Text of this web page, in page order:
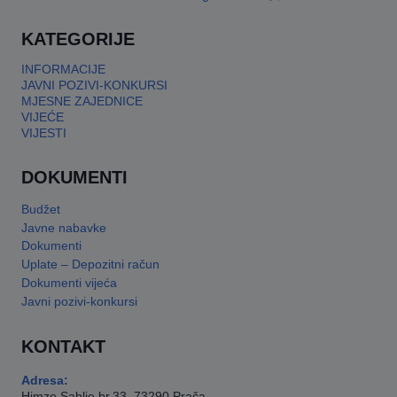
KATEGORIJE
INFORMACIJE
JAVNI POZIVI-KONKURSI
MJESNE ZAJEDNICE
VIJEĆE
VIJESTI
DOKUMENTI
Budžet
Javne nabavke
Dokumenti
Uplate – Depozitni račun
Dokumenti vijeća
Javni pozivi-konkursi
KONTAKT
Adresa: